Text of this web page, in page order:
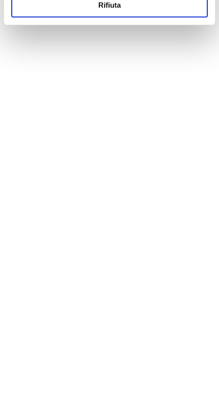
Rifiuta